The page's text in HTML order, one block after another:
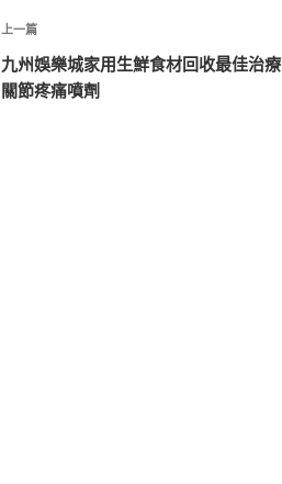
文
章
導
上
一
篇
上一篇
九州娛樂城家用生鮮食材回收最佳治療
關節疼痛噴劑